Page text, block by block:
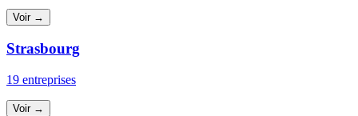
Voir →
Strasbourg
19 entreprises
Voir →